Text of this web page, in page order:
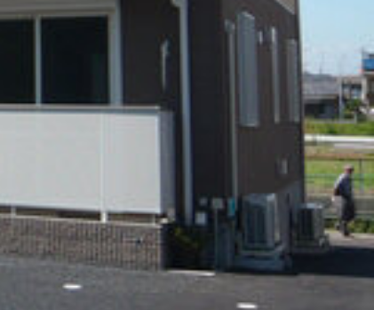
フサポート
き・シニア向け
フ CLUB
ー